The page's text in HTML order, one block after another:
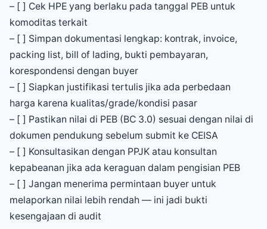
– [ ] Cek HPE yang berlaku pada tanggal PEB untuk
komoditas terkait
– [ ] Simpan dokumentasi lengkap: kontrak, invoice,
packing list, bill of lading, bukti pembayaran,
korespondensi dengan buyer
– [ ] Siapkan justifikasi tertulis jika ada perbedaan
harga karena kualitas/grade/kondisi pasar
– [ ] Pastikan nilai di PEB (BC 3.0) sesuai dengan nilai di
dokumen pendukung sebelum submit ke CEISA
– [ ] Konsultasikan dengan PPJK atau konsultan
kepabeanan jika ada keraguan dalam pengisian PEB
– [ ] Jangan menerima permintaan buyer untuk
melaporkan nilai lebih rendah — ini jadi bukti
kesengajaan di audit